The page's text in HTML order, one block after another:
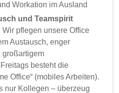
Workation im Ausland
und Teamspirit
Wir pflegen unsere Office
Austausch, enger
großartigem
besteht die
Office“ (mobiles Arbeiten).
nur Kollegen – überzeug